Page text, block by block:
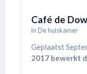
Café de
in De huiskamer
Geplaatst
2017 bewerkt